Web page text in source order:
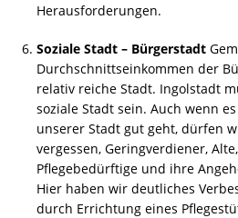
Herausforderungen.
Soziale Stadt – Bürgerstadt
Durchschnittseinkommen der
relativ reiche Stadt. Ingolstadt
soziale Stadt sein. Auch wenn
unserer Stadt gut geht, dürfen
vergessen, Geringverdiener,
Pflegebedürftige und ihre
Hier haben wir deutliches
durch Errichtung eines